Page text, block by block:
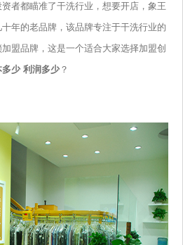
者都瞄准了干洗行业，想要开店，象王
年的老品牌，该品牌专注于干洗行业的
盟品牌，这是一个适合大家选择加盟创
少 利润多少 ？